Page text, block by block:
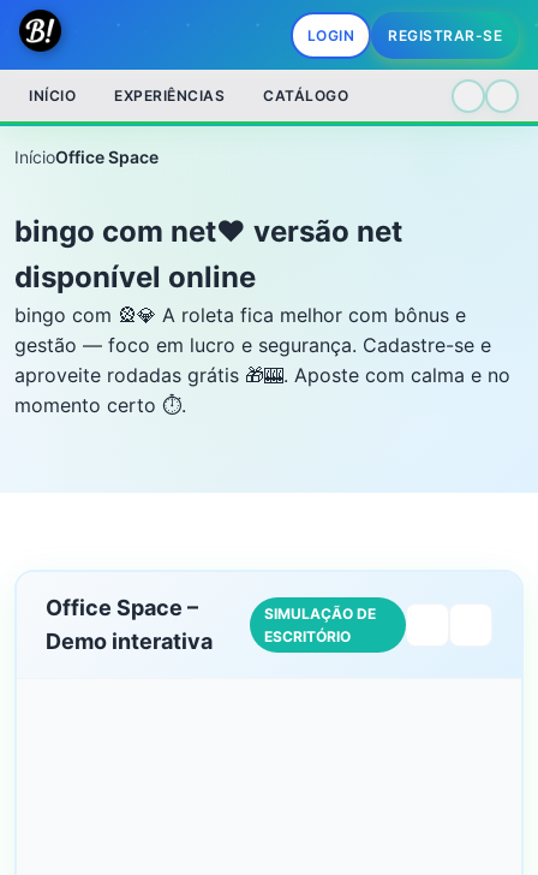
LOGIN REGISTRAR-SE
INÍCIO EXPERIÊNCIAS CATÁLOGO
InícioOffice Space
bingo com net❤️ versão net
disponível online
bingo com 🎡💎 A roleta fica melhor com bônus e
gestão — foco em lucro e segurança. Cadastre-se e
aproveite rodadas grátis 🎁🎰. Aposte com calma e no
momento certo ⏱️.
Office Space –
Demo interativa
SIMULAÇÃO DE
ESCRITÓRIO